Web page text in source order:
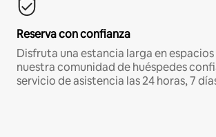
Reserva con confianza
Disfruta una estancia larga en
nuestra comunidad de huéspedes
servicio de asistencia las 24 horas, 7